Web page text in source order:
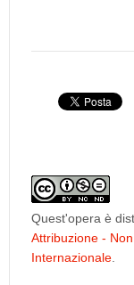
Quest'opera è
Attribuzione -
Internazionale